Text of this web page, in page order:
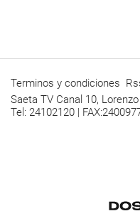
Terminos y condiciones
Saeta TV Canal 10,
Tel: 24102120 |